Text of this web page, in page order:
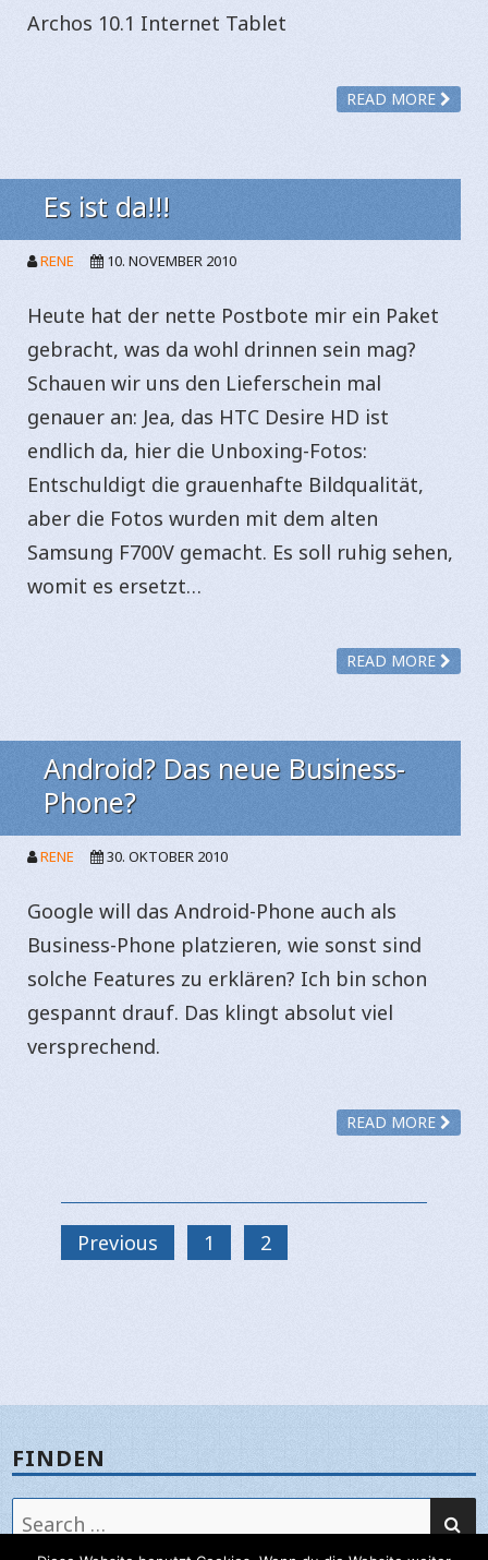
Archos 10.1 Internet Tablet
READ MORE
Es ist da!!!
RENE 10. NOVEMBER 2010
Heute hat der nette Postbote mir ein Paket
gebracht, was da wohl drinnen sein mag?
Schauen wir uns den Lieferschein mal
genauer an: Jea, das HTC Desire HD ist
endlich da, hier die Unboxing-Fotos:
Entschuldigt die grauenhafte Bildqualität,
aber die Fotos wurden mit dem alten
Samsung F700V gemacht. Es soll ruhig sehen,
womit es ersetzt…
READ MORE
Android? Das neue Business-
Phone?
RENE 30. OKTOBER 2010
Google will das Android-Phone auch als
Business-Phone platzieren, wie sonst sind
solche Features zu erklären? Ich bin schon
gespannt drauf. Das klingt absolut viel
versprechend.
READ MORE
Previous 1 2
FINDEN
Search